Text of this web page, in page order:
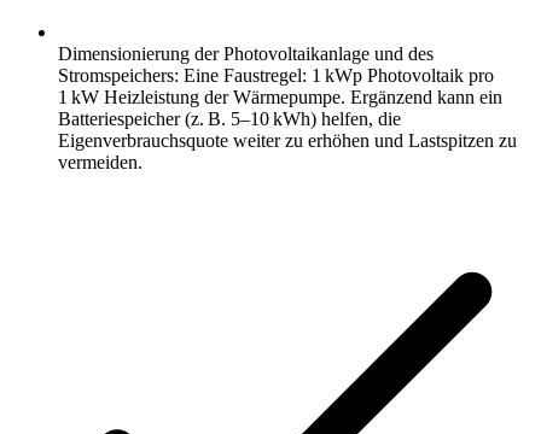
Dimensionierung der Photovoltaikanlage und des
Stromspeichers: Eine Faustregel: 1 kWp Photovoltaik pro
1 kW Heizleistung der Wärmepumpe. Ergänzend kann ein
Batteriespeicher (z. B. 5–10 kWh) helfen, die
Eigenverbrauchsquote weiter zu erhöhen und Lastspitzen zu
vermeiden.